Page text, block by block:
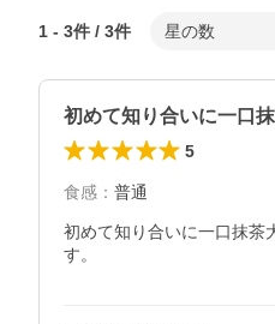
1 - 3件 / 3件 星の数
初めて知り合いに一口
5
食感 ： 普通
初めて知り合いに一口抹茶
す。